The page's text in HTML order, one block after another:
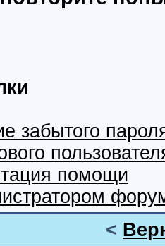
забытого
помощи
<